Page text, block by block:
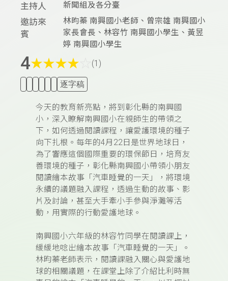
主持人 新聞組及各分臺
邀訪來
賓
林昀蓁 南興國小老師、曾宗雄 南興國小
家長會長、林容竹 南興國小學生、黃昱
婷 南興國小學生
4★★★★ (1)
逐字稿
今天的教育新亮點，將到彰化縣的南興國
小，深入瞭解南興國小在親師生的帶領之
下，如何透過閱讀課程，讓愛護環境的種子
向下扎根。每年的4月22日是世界地球日，
為了響應這個國際重要的環保節日，培育友
善環境的種子，彰化縣南興國小帶領小朋友
閱讀繪本故事「汽車睡覺的一天」，將環境
永續的議題融入課程，透過生動的故事、影
片及討論，甚至大手牽小手參與淨灘等活
動，用實際的行動愛護地球。
南興國小六年級的林容竹同學在閱讀課上，
緩緩地唸出繪本故事「汽車睡覺的一天」。
林昀蓁老師表示，閱讀課融入關心與愛護地
球的相關議題，在課堂上除了介紹比利時無